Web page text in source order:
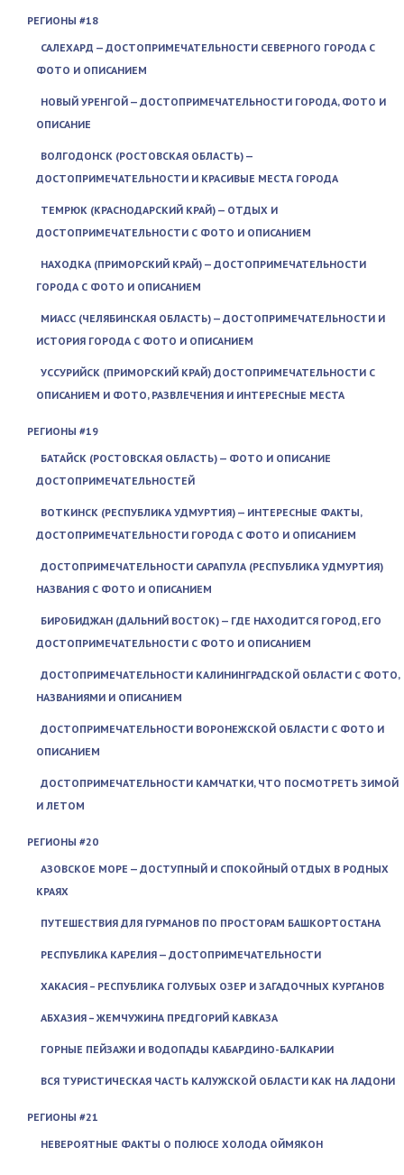
РЕГИОНЫ #18
САЛЕХАРД — ДОСТОПРИМЕЧАТЕЛЬНОСТИ СЕВЕРНОГО ГОРОДА С
ФОТО И ОПИСАНИЕМ
НОВЫЙ УРЕНГОЙ — ДОСТОПРИМЕЧАТЕЛЬНОСТИ ГОРОДА, ФОТО И
ОПИСАНИЕ
ВОЛГОДОНСК (РОСТОВСКАЯ ОБЛАСТЬ) —
ДОСТОПРИМЕЧАТЕЛЬНОСТИ И КРАСИВЫЕ МЕСТА ГОРОДА
ТЕМРЮК (КРАСНОДАРСКИЙ КРАЙ) — ОТДЫХ И
ДОСТОПРИМЕЧАТЕЛЬНОСТИ С ФОТО И ОПИСАНИЕМ
НАХОДКА (ПРИМОРСКИЙ КРАЙ) — ДОСТОПРИМЕЧАТЕЛЬНОСТИ
ГОРОДА С ФОТО И ОПИСАНИЕМ
МИАСС (ЧЕЛЯБИНСКАЯ ОБЛАСТЬ) — ДОСТОПРИМЕЧАТЕЛЬНОСТИ И
ИСТОРИЯ ГОРОДА С ФОТО И ОПИСАНИЕМ
УССУРИЙСК (ПРИМОРСКИЙ КРАЙ) ДОСТОПРИМЕЧАТЕЛЬНОСТИ С
ОПИСАНИЕМ И ФОТО, РАЗВЛЕЧЕНИЯ И ИНТЕРЕСНЫЕ МЕСТА
РЕГИОНЫ #19
БАТАЙСК (РОСТОВСКАЯ ОБЛАСТЬ) — ФОТО И ОПИСАНИЕ
ДОСТОПРИМЕЧАТЕЛЬНОСТЕЙ
ВОТКИНСК (РЕСПУБЛИКА УДМУРТИЯ) — ИНТЕРЕСНЫЕ ФАКТЫ,
ДОСТОПРИМЕЧАТЕЛЬНОСТИ ГОРОДА С ФОТО И ОПИСАНИЕМ
ДОСТОПРИМЕЧАТЕЛЬНОСТИ САРАПУЛА (РЕСПУБЛИКА УДМУРТИЯ)
НАЗВАНИЯ С ФОТО И ОПИСАНИЕМ
БИРОБИДЖАН (ДАЛЬНИЙ ВОСТОК) — ГДЕ НАХОДИТСЯ ГОРОД, ЕГО
ДОСТОПРИМЕЧАТЕЛЬНОСТИ С ФОТО И ОПИСАНИЕМ
ДОСТОПРИМЕЧАТЕЛЬНОСТИ КАЛИНИНГРАДСКОЙ ОБЛАСТИ С ФОТО,
НАЗВАНИЯМИ И ОПИСАНИЕМ
ДОСТОПРИМЕЧАТЕЛЬНОСТИ ВОРОНЕЖСКОЙ ОБЛАСТИ С ФОТО И
ОПИСАНИЕМ
ДОСТОПРИМЕЧАТЕЛЬНОСТИ КАМЧАТКИ, ЧТО ПОСМОТРЕТЬ ЗИМОЙ
И ЛЕТОМ
РЕГИОНЫ #20
АЗОВСКОЕ МОРЕ — ДОСТУПНЫЙ И СПОКОЙНЫЙ ОТДЫХ В РОДНЫХ
КРАЯХ
ПУТЕШЕСТВИЯ ДЛЯ ГУРМАНОВ ПО ПРОСТОРАМ БАШКОРТОСТАНА
РЕСПУБЛИКА КАРЕЛИЯ — ДОСТОПРИМЕЧАТЕЛЬНОСТИ
ХАКАСИЯ – РЕСПУБЛИКА ГОЛУБЫХ ОЗЕР И ЗАГАДОЧНЫХ КУРГАНОВ
АБХАЗИЯ – ЖЕМЧУЖИНА ПРЕДГОРИЙ КАВКАЗА
ГОРНЫЕ ПЕЙЗАЖИ И ВОДОПАДЫ КАБАРДИНО-БАЛКАРИИ
ВСЯ ТУРИСТИЧЕСКАЯ ЧАСТЬ КАЛУЖСКОЙ ОБЛАСТИ КАК НА ЛАДОНИ
РЕГИОНЫ #21
НЕВЕРОЯТНЫЕ ФАКТЫ О ПОЛЮСЕ ХОЛОДА ОЙМЯКОН